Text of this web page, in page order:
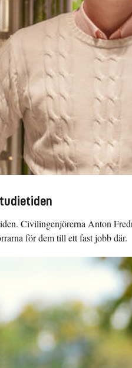
Civilingenjörerna Anton
för dem till ett fast jobb där.